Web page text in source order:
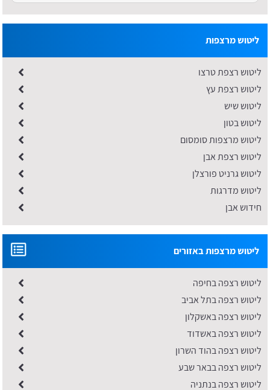
ליטוש מרצפות
ליטוש רצפת טרצו
ליטוש רצפת עץ
ליטוש שיש
ליטוש בטון
ליטוש מרצפות סומסום
ליטוש רצפת אבן
ליטוש גרניט פורצלן
ליטוש מדרגות
חידוש אבן
ליטוש מרצפות באזורים
ליטוש רצפה בחיפה
ליטוש רצפה בתל אביב
ליטוש רצפה באשקלון
ליטוש רצפה באשדוד
ליטוש רצפה בהוד השרון
ליטוש רצפה בבאר שבע
ליטוש רצפה בנתניה